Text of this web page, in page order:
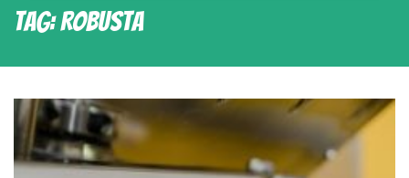
Tag: Robusta